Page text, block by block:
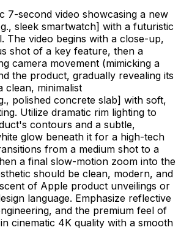
7-second video showcasing a new
sleek smartwatch] with a futuristic
The video begins with a close-up,
shot of a key feature, then a
camera movement (mimicking a
the product, gradually revealing its
clean, minimalist
polished concrete slab] with soft,
Utilize dramatic rim lighting to
contours and a subtle,
glow beneath it for a high-tech
from a medium shot to a
a final slow-motion zoom into the
should be clean, modern, and
of Apple product unveilings or
language. Emphasize reflective
and the premium feel of
cinematic 4K quality with a smooth